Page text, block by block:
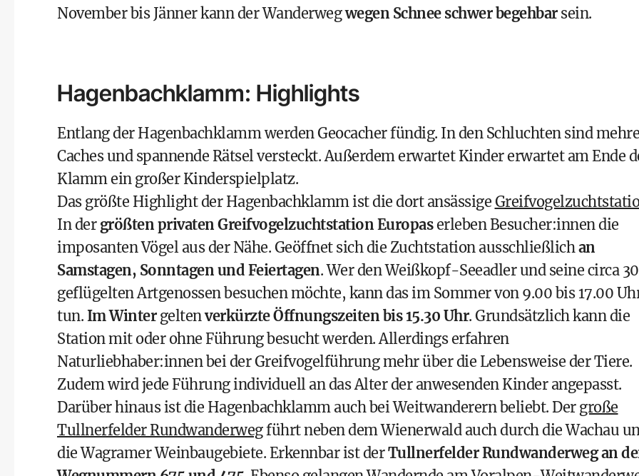
November bis Jänner kann der Wanderwegwegen Schnee schwer begehbar sein.
Hagenbachklamm: Highlights
Entlang der Hagenbachklamm werdenGeocacherfündig. In den Schluchten sind
Caches und spannende Rätsel versteckt. Außerdem erwartet Kinder erwartet am Ende
Klamm ein großer Kinderspielplatz.
Das größte Highlight der Hagenbachklamm ist die dort ansässige
In der größten privaten Greifvogelzuchtstation Europaserleben Besucher:innen die
imposanten Vögel aus der Nähe. Geöffnet sich die Zuchtstation ausschließlichan
Samstagen, Sonntagen und Feiertagen. Wer den Weißkopf-Seeadler und seine circa
geflügelten Artgenossen besuchen möchte, kann das im Sommer von 9.00 bis 17.00
tun. Im Wintergeltenverkürzte Öffnungszeiten bis 15.30 Uhr. Grundsätzlich kann die
Station mit oder ohne Führung besucht werden. Allerdings erfahren
Naturliebhaber:innen bei der Greifvogelführung mehr über die Lebensweise der Tiere.
Zudem wird jede Führung individuell an das Alter der anwesenden Kinder angepasst.
Darüber hinaus ist die Hagenbachklamm auch bei Weitwanderern beliebt. Der große
Tullnerfelder Rundwanderwegführt neben dem Wienerwald auch durch die Wachau
die Wagramer Weinbaugebiete. Erkennbar ist derTullnerfelder Rundwanderweg an